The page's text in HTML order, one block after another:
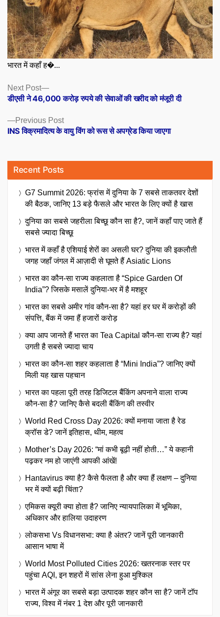
भारत में कहाँ ह�...
Posts
navigation
Previous PostPrevious
post:
INS विक्रमादित्य के वायु विंग को रूस से अपग्रेड किया जाएगा
Next Post
Next
post:
डीएसी ने 46,000 करोड़ रुपये की सेवाओं की खरीद को मंजूरी दी
Recent Posts
G7 Summit 2026: फ्रांस में दुनिया के 7 सबसे ताकतवर देशों
की बैठक, जानिए 13 बड़े फैसले और भारत के लिए क्यों है खास
दुनिया का सबसे जहरीला बिच्छू कौन सा है?, जानें कहाँ पाए जाते हैं
सबसे ज्यादा बिच्छू
भारत में कहाँ है एशियाई शेरों का असली घर? दुनिया की इकलौती
जगह जहाँ जंगल में आज़ादी से घूमते हैं Asiatic Lions
भारत का कौन-सा राज्य कहलाता है “Spice Garden Of
India”? जिसके मसालें दुनिया-भर में है मशहूर
भारत का सबसे अमीर गांव कौन-सा है? यहां हर घर में करोड़ों की
संपत्ति, बैंक में जमा हैं हजारों करोड़
क्या आप जानते हैं भारत का Tea Capital कौन-सा राज्य है? यहां
उगती है सबसे ज्यादा चाय
भारत का कौन-सा शहर कहलाता है “Mini India”? जानिए क्यों
मिली यह खास पहचान
भारत का पहला पूरी तरह डिजिटल बैंकिंग अपनाने वाला राज्य
कौन-सा है? जानिए कैसे बदली बैंकिंग की तस्वीर
World Red Cross Day 2026: क्यों मनाया जाता है रेड
क्रॉस डे? जानें इतिहास, थीम, महत्व
Mother’s Day 2026: “मां कभी बूढ़ी नहीं होती…” ये कहानी
पढ़कर नम हो जाएंगी आपकी आंखें!
Hantavirus क्या है? कैसे फैलता है और क्या हैं लक्षण – दुनिया
भर में क्यों बढ़ी चिंता?
एमिकस क्यूरी क्या होता है? जानिए न्यायपालिका में भूमिका,
अधिकार और हालिया उदाहरण
लोकसभा Vs विधानसभा: क्या है अंतर? जानें पूरी जानकारी
आसान भाषा में
World Most Polluted Cities 2026: खतरनाक स्तर पर
पहुंचा AQI, इन शहरों में सांस लेना हुआ मुश्किल
भारत में अंगूर का सबसे बड़ा उत्पादक शहर कौन सा है? जानें टॉप
राज्य, विश्व में नंबर 1 देश और पूरी जानकारी